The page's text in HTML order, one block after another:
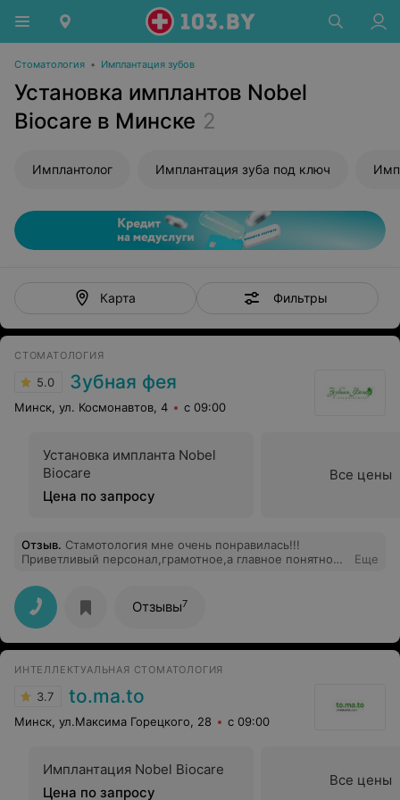
Стоматология • Имплантация зубов
Установка имплантов Nobel
Biocare в Минске 2
Имплантолог Имплантация зуба под ключ
Карта Фильтры
СТОМАТОЛОГИЯ
5.0 Зубная фея
Минск, ул. Космонавтов, 4 с 09:00
Установка импланта Nobel
Biocare
Цена по запросу
Все цены
Отзыв. Стамотология мне очень понравилась!!!
Приветливый персонал,грамотное,а главное понятное
осталось очень много положительных эмоций,хочу
выделить врача Тамилович Гельнуру Вильевну- ,очень
замечательный специолист,безумно
позитивный,умный человек,воистину зубная
ФЕЯ.Кроме того, дала мне рекомендации и назначила
ответила на все мои вопросы.Я очень довольна.Тетерь
только к ней и всем знакомым советую.Огромное
спасибо Вам!!!
Еще
Отзывы7
ИНТЕЛЛЕКТУАЛЬНАЯ СТОМАТОЛОГИЯ
3.7 to.ma.to
Минск, ул.Максима Горецкого, 28 с 09:00
Имплантация Nobel Biocare
Цена по запросу
Все цены